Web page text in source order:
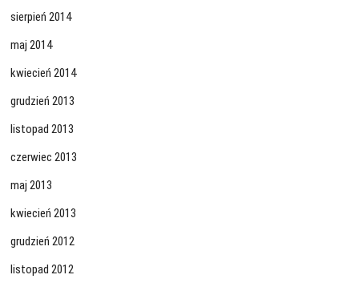
sierpień 2014
maj 2014
kwiecień 2014
grudzień 2013
listopad 2013
czerwiec 2013
maj 2013
kwiecień 2013
grudzień 2012
listopad 2012